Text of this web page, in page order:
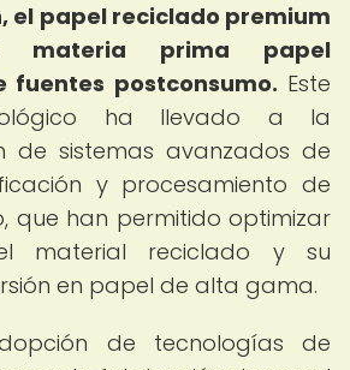
el papel reciclado premium
materia prima papel
fuentes postconsumo. Este
ha llevado a la
de sistemas avanzados de
y procesamiento de
que han permitido optimizar
material reciclado y su
en papel de alta gama.
de tecnologías de